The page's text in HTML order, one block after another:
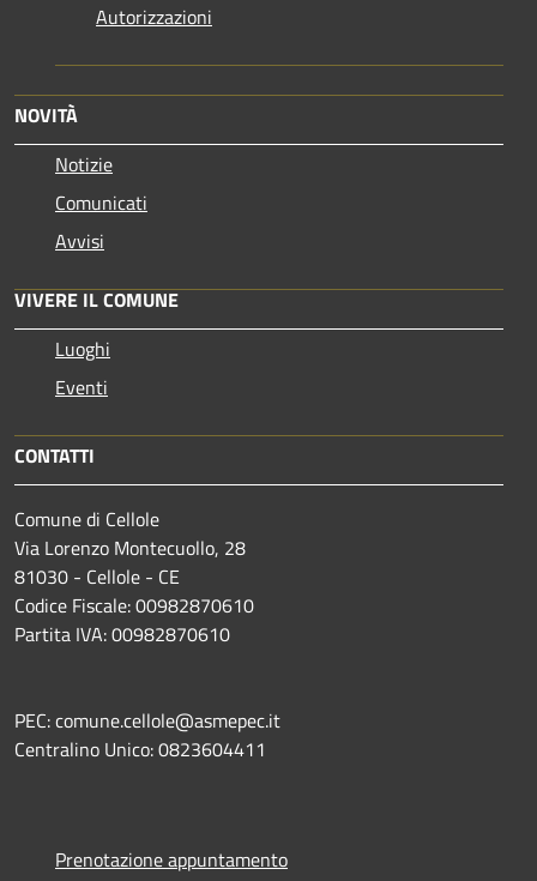
Autorizzazioni
NOVITÀ
Notizie
Comunicati
Avvisi
VIVERE IL COMUNE
Luoghi
Eventi
CONTATTI
Comune di Cellole
Via Lorenzo Montecuollo, 28
81030 - Cellole - CE
Codice Fiscale: 00982870610
Partita IVA: 00982870610
PEC: comune.cellole@asmepec.it
Centralino Unico: 0823604411
Prenotazione appuntamento